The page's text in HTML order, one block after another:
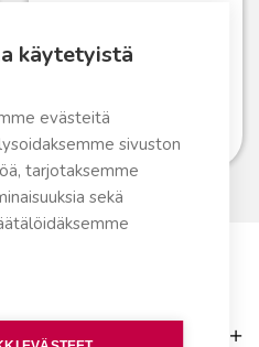
29,90€
Lue lisää
käytetyistä
evästeitä
sivuston
tarjotaksemme
sekä